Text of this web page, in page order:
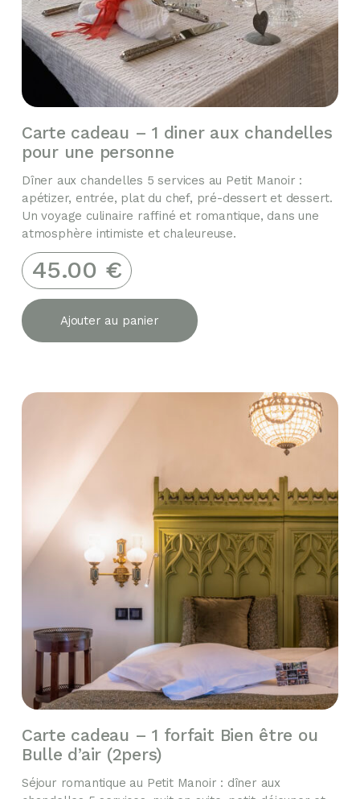
Carte cadeau – 1 diner aux chandelles
pour une personne
Dîner aux chandelles 5 services au Petit Manoir :
apétizer, entrée, plat du chef, pré-dessert et dessert.
Un voyage culinaire raffiné et romantique, dans une
atmosphère intimiste et chaleureuse.
45.00 €
Ajouter au panier
Carte cadeau – 1 forfait Bien être ou
Bulle d’air (2pers)
Séjour romantique au Petit Manoir : dîner aux